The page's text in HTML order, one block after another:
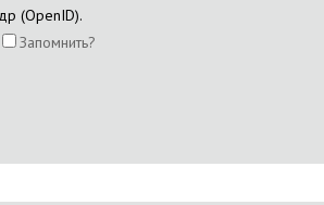
(OpenID).
Запомнить?